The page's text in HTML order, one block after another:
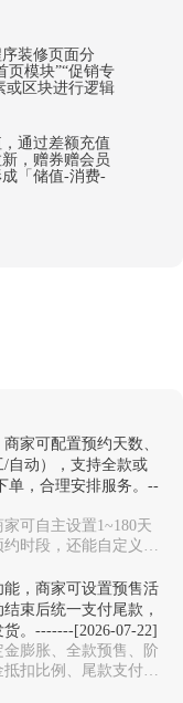
装修页面分
页模块”“促销专
或区块进行逻辑
通过差额充值
，赠券赠会员
「储值-消费-
家可配置预约天数、
自动），支持全款或
单，合理安排服务。--
可自主设置1~180天
时段，还能自定义服
，商家可设置预售活
束后统一支付尾款，
。-------[2026-07-22]
膨胀、全款预售、阶
扣比例、尾款支付周